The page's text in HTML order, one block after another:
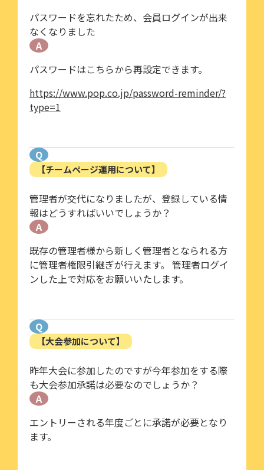
パスワードを忘れたため、会員ログインが出来
なくなりました
A
パスワードはこちらから再設定できます。
https://www.pop.co.jp/password-reminder/?
type=1
Q
【チームページ運用について】
管理者が交代になりましたが、登録している情
報はどうすればいいでしょうか？
A
既存の管理者様から新しく管理者となられる方
に管理者権限引継ぎが行えます。 管理者ログイ
ンした上で対応をお願いいたします。
Q
【大会参加について】
昨年大会に参加したのですが今年参加をする際
も大会参加承諾は必要なのでしょうか？
A
エントリーされる年度ごとに承諾が必要となり
ます。